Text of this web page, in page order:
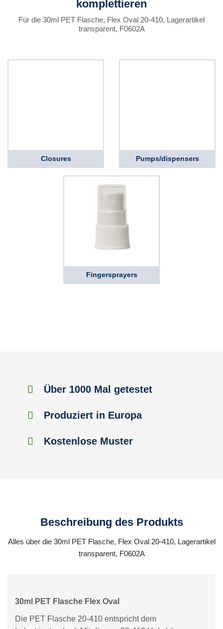
komplettieren
Für die 30ml PET Flasche, Flex Oval 20-410, Lagerartikel
transparent, F0602A
Closures Pumps/dispensers
Fingersprayers
Über 1000 Mal getestet
Produziert in Europa
Kostenlose Muster
Beschreibung des Produkts
Alles über die 30ml PET Flasche, Flex Oval 20-410, Lagerartikel
transparent, F0602A
30ml PET Flasche Flex Oval
Die PET Flasche 20-410 entspricht dem